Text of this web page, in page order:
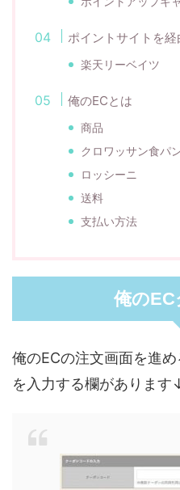
ポイントサイトを経
楽天リーベイツ
俺のECとは
商品
クロワッサン食パ
ロッシーニ
送料
支払い方法
俺のEC
俺のECの注文画面を進め
を入力する欄があります